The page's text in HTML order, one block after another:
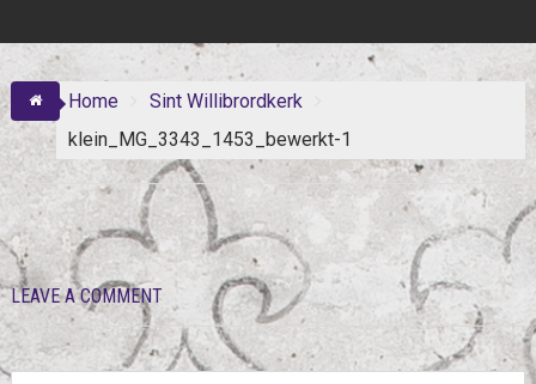
Home
Sint Willibrordkerk
klein_MG_3343_1453_bewerkt-1
LEAVE A COMMENT